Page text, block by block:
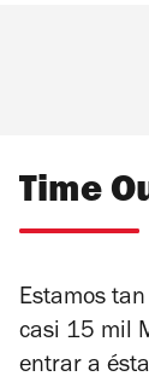
Time
Estamos
casi 15 mil
entrar a